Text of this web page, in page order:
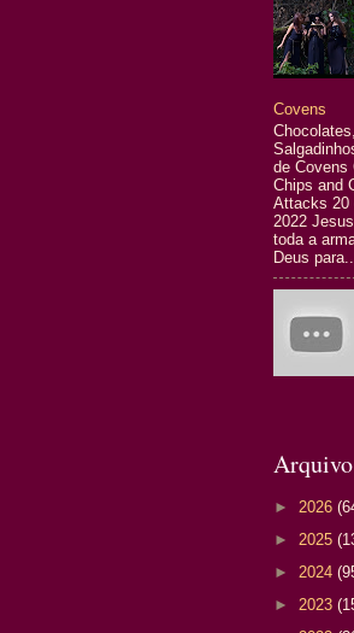
Covens
Chocolates,
de Covens
Chips and
Attacks 20
2022
toda a
Deus para...
► 2026
► 2025
► 2024
► 2023